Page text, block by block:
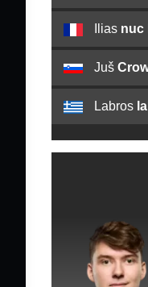
Ilias nuc
Juš
Labros